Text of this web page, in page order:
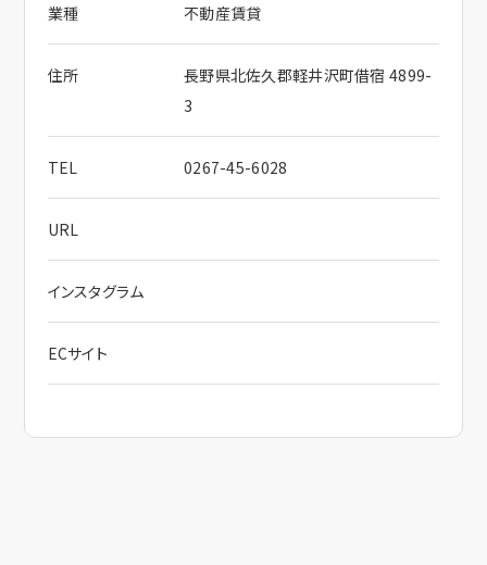
業種 不動産賃貸
住所
長野県北佐久郡軽井沢町借宿 4899-
3
TEL 0267-45-6028
URL
インスタグラム
ECサイト